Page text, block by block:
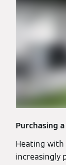
Purchasing
Heating
increasingly